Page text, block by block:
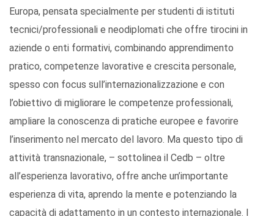
Europa, pensata specialmente per studenti di istituti
tecnici/professionali e neodiplomati che offre tirocini in
aziende o enti formativi, combinando apprendimento
pratico, competenze lavorative e crescita personale,
spesso con focus sull’internazionalizzazione e con
l’obiettivo di migliorare le competenze professionali,
ampliare la conoscenza di pratiche europee e favorire
l’inserimento nel mercato del lavoro. Ma questo tipo di
attività transnazionale, – sottolinea il Cedb – oltre
all’esperienza lavorativo, offre anche un’importante
esperienza di vita, aprendo la mente e potenziando la
capacità di adattamento in un contesto internazionale. I